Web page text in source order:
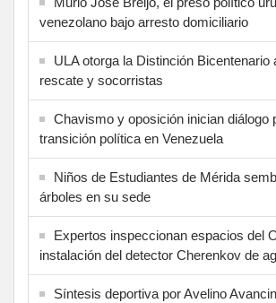
venezolano bajo arresto domiciliario
ULA otorga la Distinción Bicentenario
rescate y socorristas
Chavismo y oposición inician diálogo
transición política en Venezuela
Niños de Estudiantes de Mérida
árboles en su sede
Expertos inspeccionan espacios del
instalación del detector Cherenkov de
Síntesis deportiva por Avelino Avancin